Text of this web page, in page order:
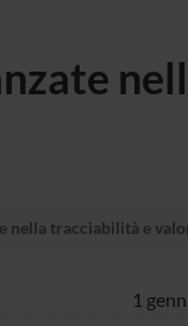
nella tracciabilità e
1